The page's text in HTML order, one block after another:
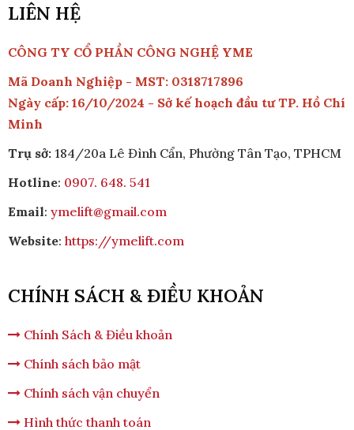
LIÊN HỆ
CÔNG TY CỔ PHẦN CÔNG NGHỆ YME
Mã Doanh Nghiệp - MST: 0318717896
Ngày cấp: 16/10/2024 - Sở kế hoạch đầu tư TP. Hồ Chí
Minh
Trụ sở: 184/20a Lê Đình Cẩn, Phường Tân Tạo, TPHCM
Hotline: 0907. 648. 541
Email: ymelift@gmail.com
Website: https://ymelift.com
CHÍNH SÁCH & ĐIỀU KHOẢN
Chính Sách & Điều khoản
Chính sách bảo mật
Chính sách vận chuyển
Hình thức thanh toán